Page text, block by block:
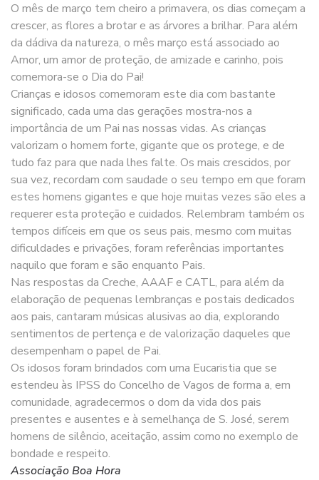
O mês de março tem cheiro a primavera, os dias começam a
crescer, as flores a brotar e as árvores a brilhar. Para além
da dádiva da natureza, o mês março está associado ao
Amor, um amor de proteção, de amizade e carinho, pois
comemora-se o Dia do Pai!
Crianças e idosos comemoram este dia com bastante
significado, cada uma das gerações mostra-nos a
importância de um Pai nas nossas vidas. As crianças
valorizam o homem forte, gigante que os protege, e de
tudo faz para que nada lhes falte. Os mais crescidos, por
sua vez, recordam com saudade o seu tempo em que foram
estes homens gigantes e que hoje muitas vezes são eles a
requerer esta proteção e cuidados. Relembram também os
tempos difíceis em que os seus pais, mesmo com muitas
dificuldades e privações, foram referências importantes
naquilo que foram e são enquanto Pais.
Nas respostas da Creche, AAAF e CATL, para além da
elaboração de pequenas lembranças e postais dedicados
aos pais, cantaram músicas alusivas ao dia, explorando
sentimentos de pertença e de valorização daqueles que
desempenham o papel de Pai.
Os idosos foram brindados com uma Eucaristia que se
estendeu às IPSS do Concelho de Vagos de forma a, em
comunidade, agradecermos o dom da vida dos pais
presentes e ausentes e à semelhança de S. José, serem
homens de silêncio, aceitação, assim como no exemplo de
bondade e respeito.
Associação Boa Hora